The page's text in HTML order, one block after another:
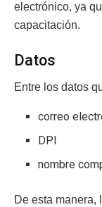
electrónico, ya
capacitación.
Datos
Entre los datos
correo
DPI
nombre
De esta manera,